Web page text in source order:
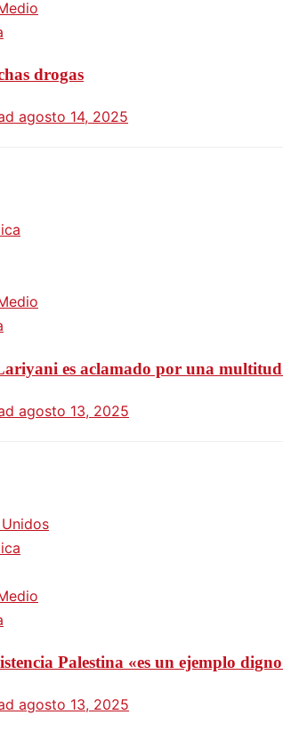
drogas
agosto 14, 2025
es aclamado por una
agosto 13, 2025
Palestina «es un ejemplo
agosto 13, 2025